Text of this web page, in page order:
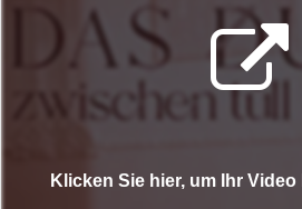
Klicken Sie hier, um Ihr